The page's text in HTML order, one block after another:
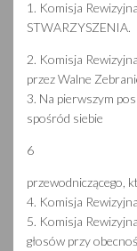
1. Komisja
STWARZYSZENIA.
2. Komisja
przez Walne
3. Na pierwszym
spośród siebie
6
przewodniczącego,
4. Komisja
5. Komisja
głosów przy